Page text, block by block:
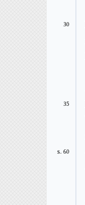
30
35
S. 60